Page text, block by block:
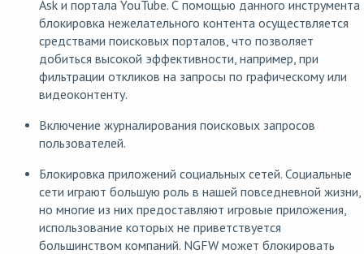
Ask и портала YouTube. С помощью данного инструмента
блокировка нежелательного контента осуществляется
средствами поисковых порталов, что позволяет
добиться высокой эффективности, например, при
фильтрации откликов на запросы по графическому или
видеоконтенту.
Включение журналирования поисковых запросов
пользователей.
Блокировка приложений социальных сетей. Социальные
сети играют большую роль в нашей повседневной жизни,
но многие из них предоставляют игровые приложения,
использование которых не приветствуется
большинством компаний. NGFW может блокировать